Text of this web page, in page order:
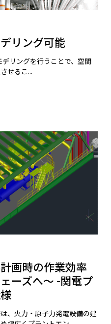
リング可能
リングを行うことで、空間
せるこ...
画時の作業効率
ーズへ～ -関電プ
、火力・原子力発電設備の建